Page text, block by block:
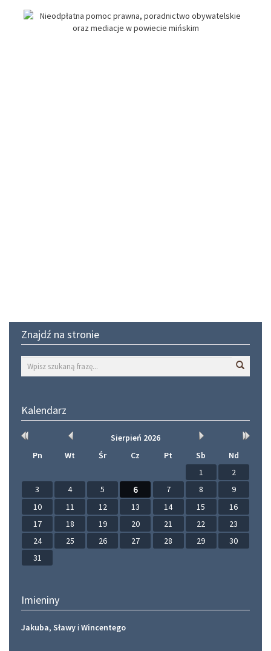
Znajdź na stronie
Kalendarz
Rok
Miesiąc
Sierpień 2026
Miesiąc
Rok
Pn Wt Śr Cz Pt Sb
Nd
1
2
3
4 5 6 7 8
9
10
11 12 13 14 15
16
17
18 19 20 21 22
23
24
25 26 27 28 29
30
31
Imieniny
Jakuba, Sławyi Wincentego